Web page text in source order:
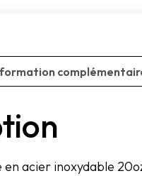
acier inoxydable